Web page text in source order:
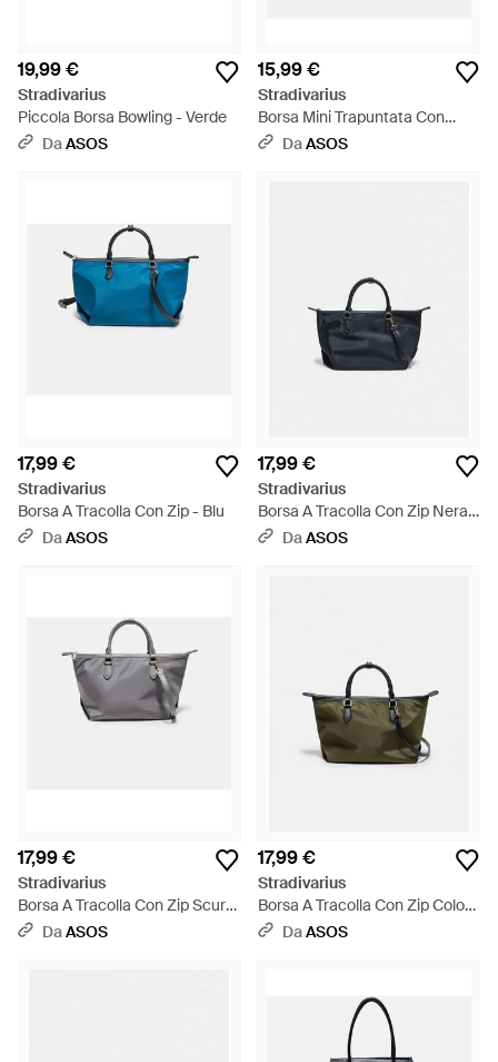
19,99 €
Stradivarius
Piccola Borsa Bowling - Verde
DaASOS
15,99 €
Stradivarius
Borsa Mini Trapuntata Con
Charm Bordeaux - Rosso
DaASOS
17,99 €
Stradivarius
Borsa A Tracolla Con Zip - Blu
DaASOS
17,99 €
Stradivarius
Borsa A Tracolla Con Zip Nera -
Blu DaASOS
17,99 €
Stradivarius
Borsa A Tracolla Con Zip Scuro
- Grigio
DaASOS
17,99 €
Stradivarius
Borsa A Tracolla Con Zip Color
Kaki - Verde
DaASOS